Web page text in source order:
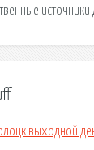
источники
выходной